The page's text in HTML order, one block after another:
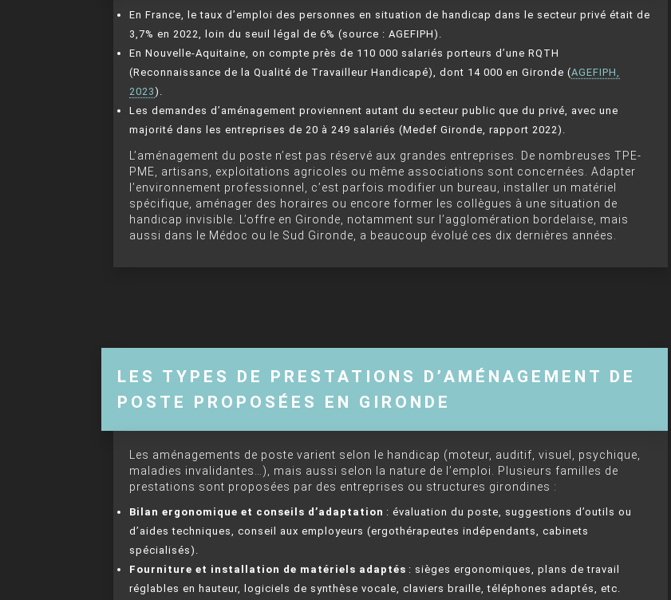
En France, le taux d’emploi des personnes en situation de handicap dans le secteur privé était de
3,7% en 2022, loin du seuil légal de 6% (source : AGEFIPH).
En Nouvelle-Aquitaine, on compte près de 110 000 salariés porteurs d’une RQTH
(Reconnaissance de la Qualité de Travailleur Handicapé), dont 14 000 en Gironde (AGEFIPH,
2023).
Les demandes d’aménagement proviennent autant du secteur public que du privé, avec une
majorité dans les entreprises de 20 à 249 salariés (Medef Gironde, rapport 2022).
L’aménagement du poste n’est pas réservé aux grandes entreprises. De nombreuses TPE-
PME, artisans, exploitations agricoles ou même associations sont concernées. Adapter
l’environnement professionnel, c’est parfois modifier un bureau, installer un matériel
spécifique, aménager des horaires ou encore former les collègues à une situation de
handicap invisible. L’offre en Gironde, notamment sur l’agglomération bordelaise, mais
aussi dans le Médoc ou le Sud Gironde, a beaucoup évolué ces dix dernières années.
LES TYPES DE PRESTATIONS D’AMÉNAGEMENT DE
POSTE PROPOSÉES EN GIRONDE
Les aménagements de poste varient selon le handicap (moteur, auditif, visuel, psychique,
maladies invalidantes…), mais aussi selon la nature de l’emploi. Plusieurs familles de
prestations sont proposées par des entreprises ou structures girondines :
Bilan ergonomique et conseils d’adaptation : évaluation du poste, suggestions d’outils ou
d’aides techniques, conseil aux employeurs (ergothérapeutes indépendants, cabinets
spécialisés).
Fourniture et installation de matériels adaptés : sièges ergonomiques, plans de travail
réglables en hauteur, logiciels de synthèse vocale, claviers braille, téléphones adaptés, etc.